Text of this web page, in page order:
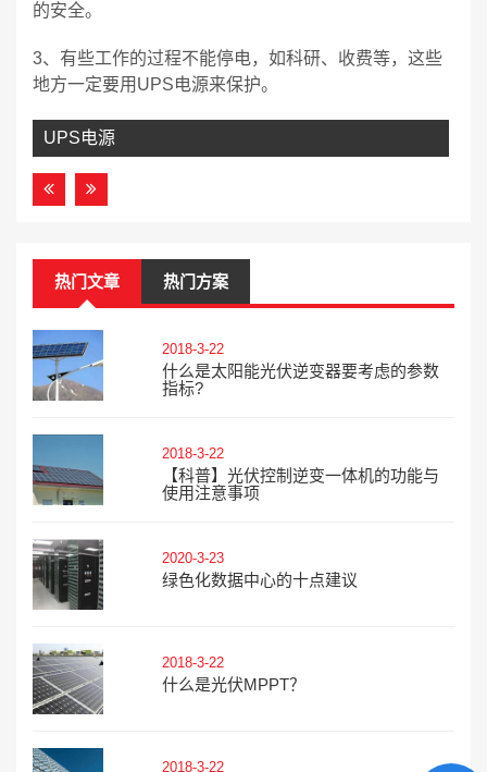
的安全。
3、有些工作的过程不能停电，如科研、收费等，这些
地方一定要用UPS电源来保护。
UPS电源
热门文章 热门方案
2018-3-22
什么是太阳能光伏逆变器要考虑的参数
指标?
2018-3-22
【科普】光伏控制逆变一体机的功能与
使用注意事项
2020-3-23
绿色化数据中心的十点建议
2018-3-22
什么是光伏MPPT？
2018-3-22